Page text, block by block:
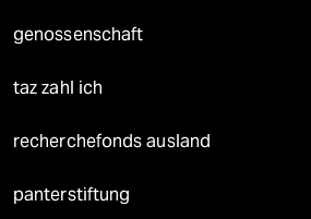
genossenschaft
taz zahl ich
recherchefonds ausland
panterstiftung